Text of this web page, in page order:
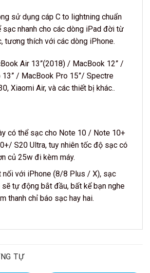
sử dụng cáp C to lightning chuẩn
sạc nhanh cho các dòng iPad đời từ
tương thích với các dòng iPhone.
Air 13”(2018) / MacBook 12” /
13” / MacBook Pro 15”/ Spectre
Xiaomi Air, và các thiết bị khác..
có thể sạc cho Note 10 / Note 10+
S20 Ultra, tuy nhiên tốc độ sạc có
củ 25w đi kèm máy.
nối với iPhone (8/8 Plus / X), sạc
sẽ tự động bắt đầu, bất kể bạn nghe
thanh chỉ báo sạc hay hai.
TỰ